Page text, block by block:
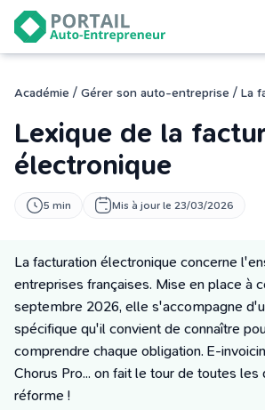
Devenir
auto-entrepreneur
logiciel de facturation
Modifier
mon auto-entreprise
mon activité
CONNEXION
Statut auto-entrepreneur
Programmes de Formation
L’académie
Tarifs
Académie / Gérer son auto-entreprise / La
Lexique de la
électronique
5 min Mis à jour le 23/03/2026
La facturation électronique concerne
entreprises françaises. Mise en place à
septembre 2026, elle s'accompagne
spécifique qu'il convient de connaître
comprendre chaque obligation. E-
Chorus Pro... on fait le tour de toutes
réforme !